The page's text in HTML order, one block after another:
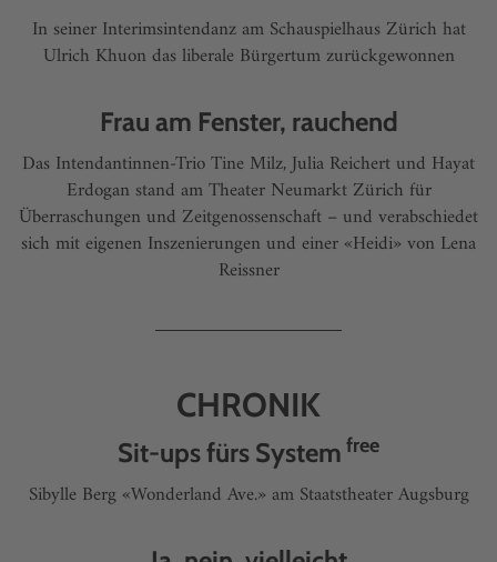
In seiner Interimsintendanz am Schauspielhaus Zürich hat
Ulrich Khuon das liberale Bürgertum zurückgewonnen
Frau am Fenster, rauchend
Das Intendantinnen-Trio Tine Milz, Julia Reichert und Hayat
Erdogan stand am Theater Neumarkt Zürich für
Überraschungen und Zeitgenossenschaft – und verabschiedet
sich mit eigenen Inszenierungen und einer «Heidi» von Lena
Reissner
CHRONIK
Sit-ups fürs System free
Sibylle Berg «Wonderland Ave.» am Staatstheater Augsburg